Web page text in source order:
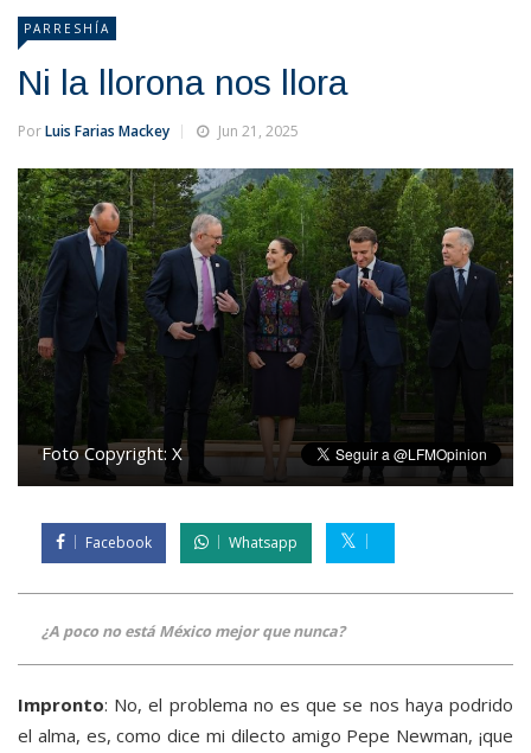
PARRESHÍA
Ni la llorona nos llora
PorLuis Farias Mackey Jun 21, 2025
Foto Copyright: X
Facebook Whatsapp
¿A poco no está México mejor que nunca?
Impronto: No, el problema no es que se nos haya podrido
el alma, es, como dice mi dilecto amigo Pepe Newman, ¡que